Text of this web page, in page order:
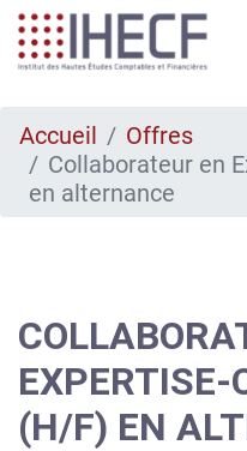
Aller
au
contenu
Accueil
Offres
Collaborateur en
en alternance
EXPERTISE-
(H/F) EN